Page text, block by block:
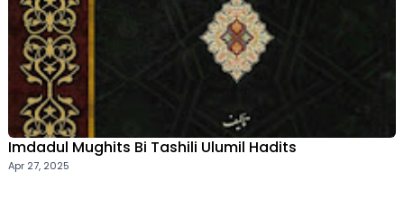
Imdadul Mughits Bi Tashili Ulumil Hadits
Apr 27, 2025